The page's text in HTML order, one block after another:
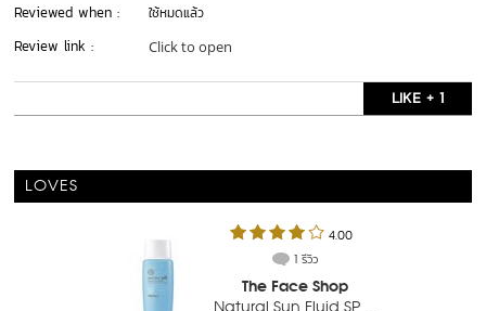
Reviewed when : ใช้หมดแล้ว
Review link : Click to open
LIKE + 1
LOVES
4.00
1 รีวิว
The Face Shop
Natural Sun Fluid SP ...